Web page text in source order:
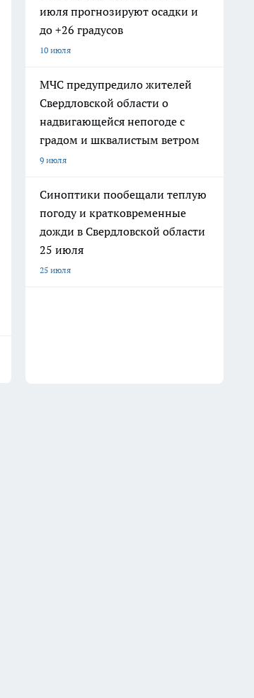
июля прогнозируют осадки и
до +26 градусов
10 июля
МЧС предупредило жителей
Свердловской области о
надвигающейся непогоде с
градом и шквалистым ветром
9 июля
Синоптики пообещали теплую
погоду и кратковременные
дожди в Свердловской области
25 июля
25 июля